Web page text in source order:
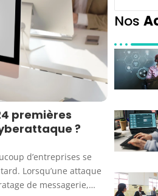
premières
?
d’entreprises se
Lorsqu’une attaque
de messagerie,…
Nos